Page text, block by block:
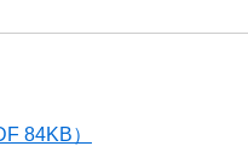
84KB）